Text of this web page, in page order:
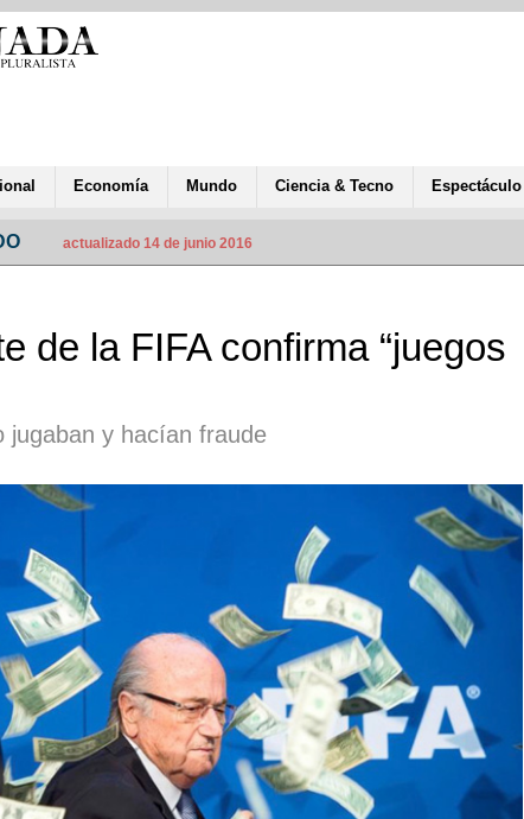
Economía Mundo Ciencia & Tecno Espectáculo
actualizado 14 de junio 2016
de la FIFA confirma “juegos
jugaban y hacían fraude